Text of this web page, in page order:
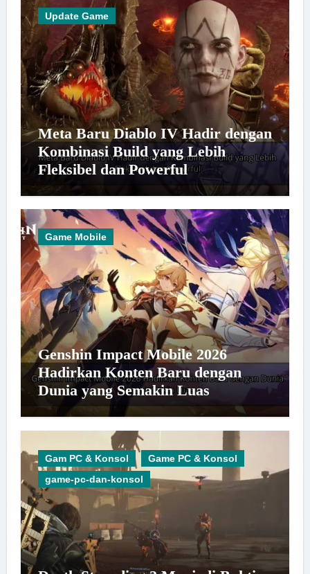
Update Game
Meta Baru Diablo IV Hadir dengan
Kombinasi Build yang Lebih
Fleksibel dan Powerful
Game Mobile
Genshin Impact Mobile 2026
Hadirkan Konten Baru dengan
Dunia yang Semakin Luas
Gam PC & Konsol
Game PC & Konsol
game-pc-dan-konsol